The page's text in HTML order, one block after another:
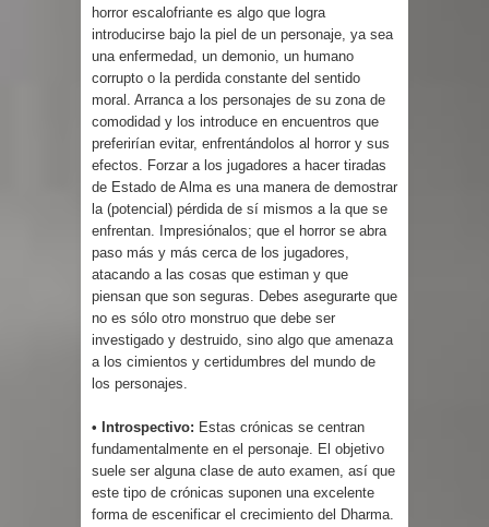
horror escalofriante es algo que logra
introducirse bajo la piel de un personaje, ya sea
una enfermedad, un demonio, un humano
corrupto o la perdida constante del sentido
moral. Arranca a los personajes de su zona de
comodidad y los introduce en encuentros que
preferirían evitar, enfrentándolos al horror y sus
efectos. Forzar a los jugadores a hacer tiradas
de Estado de Alma es una manera de demostrar
la (potencial) pérdida de sí mismos a la que se
enfrentan. Impresiónalos; que el horror se abra
paso más y más cerca de los jugadores,
atacando a las cosas que estiman y que
piensan que son seguras. Debes asegurarte que
no es sólo otro monstruo que debe ser
investigado y destruido, sino algo que amenaza
a los cimientos y certidumbres del mundo de
los personajes.
• Introspectivo: Estas crónicas se centran
fundamentalmente en el personaje. El objetivo
suele ser alguna clase de auto examen, así que
este tipo de crónicas suponen una excelente
forma de escenificar el crecimiento del Dharma.